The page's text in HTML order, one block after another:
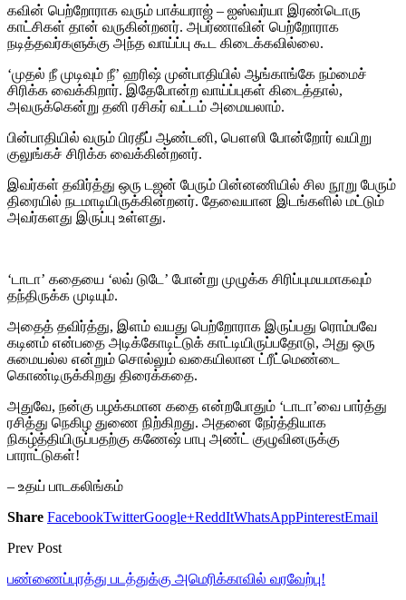
கவின் பெற்றோராக வரும் பாக்யராஜ் – ஐஸ்வர்யா இரண்டொரு
காட்சிகள் தான் வருகின்றனர். அபர்ணாவின் பெற்றோராக
நடித்தவர்களுக்கு அந்த வாய்ப்பு கூட கிடைக்கவில்லை.
‘முதல் நீ முடிவும் நீ’ ஹரிஷ் முன்பாதியில் ஆங்காங்கே நம்மைச்
சிரிக்க வைக்கிறார். இதேபோன்ற வாய்ப்புகள் கிடைத்தால்,
அவருக்கென்று தனி ரசிகர் வட்டம் அமையலாம்.
பின்பாதியில் வரும் பிரதீப் ஆண்டனி, பௌஸி போன்றோர் வயிறு
குலுங்கச் சிரிக்க வைக்கின்றனர்.
இவர்கள் தவிர்த்து ஒரு டஜன் பேரும் பின்னணியில் சில நூறு பேரும்
திரையில் நடமாடியிருக்கின்றனர். தேவையான இடங்களில் மட்டும்
அவர்களது இருப்பு உள்ளது.
‘டாடா’ கதையை ‘லவ் டுடே’ போன்று முழுக்க சிரிப்புமயமாகவும்
தந்திருக்க முடியும்.
அதைத் தவிர்த்து, இளம் வயது பெற்றோராக இருப்பது ரொம்பவே
கடினம் என்பதை அடிக்கோடிட்டுக் காட்டியிருப்பதோடு, அது ஒரு
சுமையல்ல என்றும் சொல்லும் வகையிலான ட்ரீட்மெண்டை
கொண்டிருக்கிறது திரைக்கதை.
அதுவே, நன்கு பழக்கமான கதை என்றபோதும் ‘டாடா’வை பார்த்து
ரசித்து நெகிழ துணை நிற்கிறது. அதனை நேர்த்தியாக
நிகழ்த்தியிருப்பதற்கு கணேஷ் பாபு அண்ட் குழுவினருக்கு
பாராட்டுகள்!
– உதய் பாடகலிங்கம்
Share FacebookTwitterGoogle+ReddItWhatsAppPinterestEmail
Prev Post
பண்ணைப்புரத்து படத்துக்கு அமெரிக்காவில் வரவேற்பு!